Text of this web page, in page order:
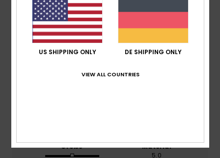
basierend auf1 verifizierten Bewertungen
100% unserer Kunden empfehlen dieses Produkt
5.0
Größe
Material
5.0
US SHIPPING ONLY DE SHIPPING ONLY
VIEW ALL COUNTRIES